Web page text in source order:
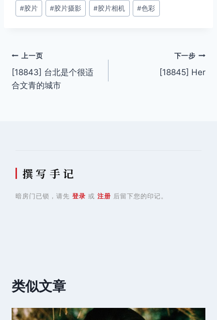
标
#胶片 #胶片摄影 #胶片相机 #色彩
文
章
上一页
[18843] 台北是个很适
合文青的城市
下一步
[18845] Her
撰 写 手 记
暗房门已锁，请先 登录 或 注册 后留下您的印记。
类似文章